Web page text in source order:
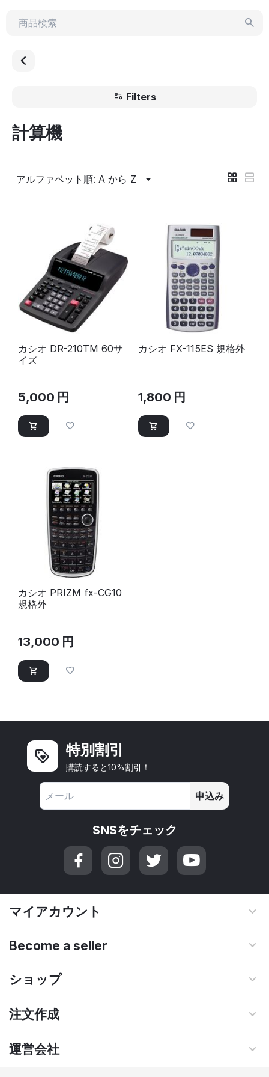
Filters
計算機
アルファベット順: A から Z
カシオ DR-210TM 60サ
イズ
5,000 円
カシオ FX-115ES 規格外
1,800 円
カシオ PRIZM fx-CG10
規格外
13,000 円
特別割引
購読すると10%割引！
申込み
SNSをチェック
マイアカウント
Become a seller
ショップ
注文作成
運営会社